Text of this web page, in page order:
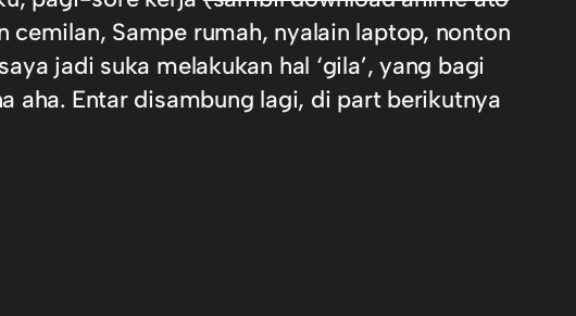
Sampe rumah, nyalain laptop, nonton
jadi suka melakukan hal ‘gila’, yang bagi
aha. Entar disambung lagi, di part berikutnya